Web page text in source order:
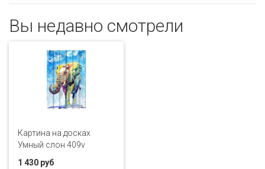
Вы недавно смотрели
Картина на досках
Умный слон 409v
1 430 руб